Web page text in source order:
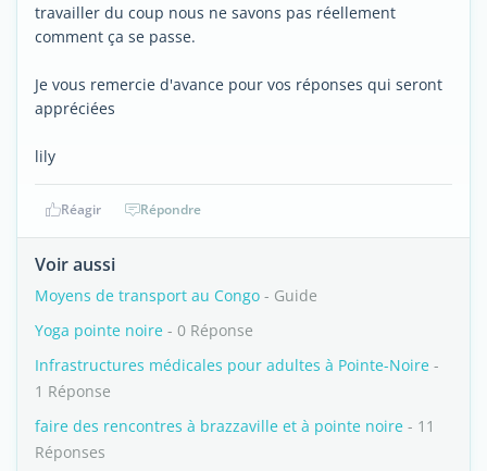
travailler du coup nous ne savons pas réellement
comment ça se passe.
Je vous remercie d'avance pour vos réponses qui seront
appréciées
lily
Réagir Répondre
Voir aussi
Moyens de transport au Congo - Guide
Yoga pointe noire - 0 Réponse
Infrastructures médicales pour adultes à Pointe-Noire -
1 Réponse
faire des rencontres à brazzaville et à pointe noire - 11
Réponses